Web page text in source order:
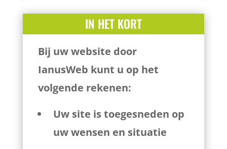
IN HET KORT
Bij uw website door
IanusWeb kunt u op het
volgende rekenen:
Uw site is toegesneden op
uw wensen en situatie